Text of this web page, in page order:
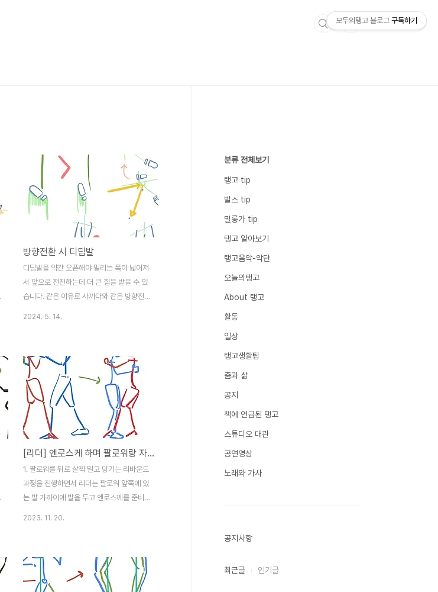
방향전환 시 디딤발
디딤발을 약간 오픈해야 밀리는 폭이 넓어져
서 앞으로 전진하는데 더 큰 힘을 받을 수 있
습니다. 같은 이유로 사까다와 같은 방향전환
은데, 이 경우 디딤발을 피봇없이 그대로 두
고 다음걸을의 방향으로 다리를 뻗을 경우 원
하는 각도로 뻗어지지 않을 수 있습니다. 디
딤발에 비펏을 주고, 다리를 최대한 정면으로
뻗을 수 있도록 골반을 진행 방향으로 변경
시킵니다.
2024. 5. 14.
[리더] 엔로스케 하며 팔로워랑 자리 바꾸기
1. 팔로워를 뒤로 살짝 밀고 당기는 리바운드
과정을 진행하면서 리더는 팔로워 앞쪽에 있
는 발 가까이에 발을 두고 엔로스께를 준비한
회전을 크게 해서 팔로워 기준으로 약간 왼쪽
으로 빠저나오려고 해야한다. 회전이 충분하
2023. 11. 20.
분류 전체보기
탱고 tip
발스 tip
밀롱가 tip
탱고 알아보기
탱고음악-악단
오늘의탱고
About 탱고
활동
일상
탱고생활팁
춤과 삶
공지
책에 언급된 탱고
스튜디오 대관
공연영상
노래와 가사
공지사항
최근글 인기글
모두의탱고 블로그 구독하기